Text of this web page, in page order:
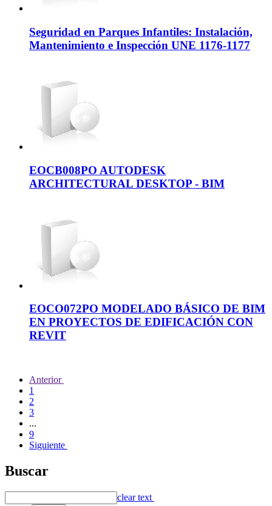
Seguridad en Parques Infantiles: Instalación,
Mantenimiento e Inspección UNE 1176-1177
EOCB008PO AUTODESK
ARCHITECTURAL DESKTOP - BIM
EOCO072PO MODELADO BÁSICO DE BIM
EN PROYECTOS DE EDIFICACIÓN CON
REVIT
Anterior
1
2
3
...
9
Siguiente
Buscar
clear text